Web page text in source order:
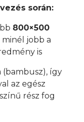
során:
800×500
jobb a
is
így
az egész
rész fog